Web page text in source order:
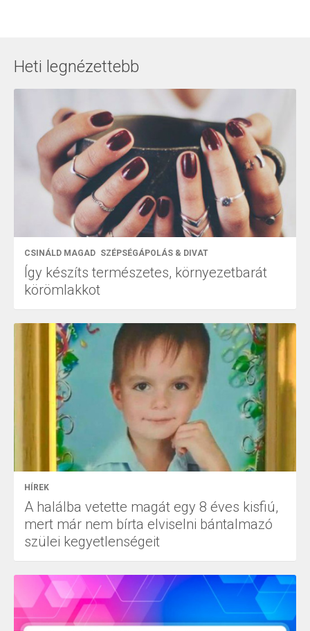
Heti legnézettebb
CSINÁLD MAGAD SZÉPSÉGÁPOLÁS & DIVAT
Így készíts természetes, környezetbarát
körömlakkot
HÍREK
A halálba vetette magát egy 8 éves kisfiú,
mert már nem bírta elviselni bántalmazó
szülei kegyetlenségeit